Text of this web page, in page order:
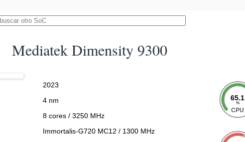
Mediatek Dimensity 9300
2023
4 nm
8 cores / 3250 MHz
Immortalis-G720 MC12 / 1300 MHz
65.1
%
CPU